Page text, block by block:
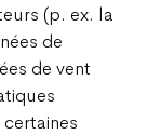
(p. ex. la
de
de vent